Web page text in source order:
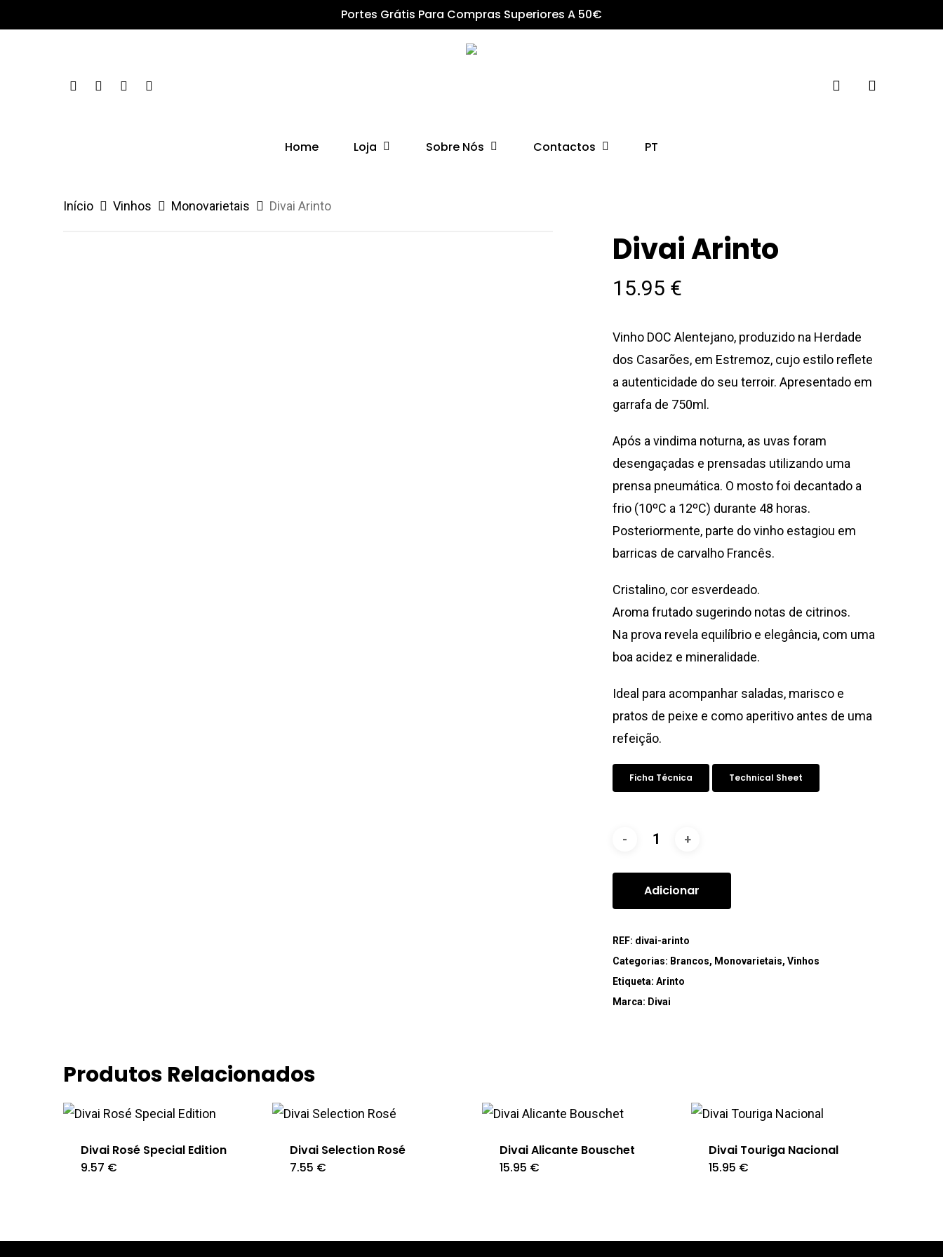
to
Portes Grátis Para Compras Superiores A 50€
FacebookLinkedinInstagramWhatsapp
Home Loja Sobre Nós Contactos PT
Início Vinhos Monovarietais Divai Arinto
Divai Arinto
15.95 €
Vinho DOC Alentejano, produzido na Herdade
dos Casarões, em Estremoz, cujo estilo reflete
a autenticidade do seu terroir. Apresentado em
garrafa de 750ml.
Após a vindima noturna, as uvas foram
desengaçadas e prensadas utilizando uma
prensa pneumática. O mosto foi decantado a
frio (10ºC a 12ºC) durante 48 horas.
Posteriormente, parte do vinho estagiou em
barricas de carvalho Francês.
Cristalino, cor esverdeado.
Aroma frutado sugerindo notas de citrinos.
Na prova revela equilíbrio e elegância, com uma
boa acidez e mineralidade.
Ideal para acompanhar saladas, marisco e
pratos de peixe e como aperitivo antes de uma
refeição.
Ficha Técnica Technical Sheet
Adicionar
REF: divai-arinto
Categorias: Brancos, Monovarietais,Vinhos
Etiqueta:Arinto
Marca: Divai
Produtos Relacionados
Divai Rosé Special Edition
9.57 €
Divai Selection Rosé
7.55 €
Divai Alicante Bouschet
15.95 €
Divai Touriga Nacional
15.95 €